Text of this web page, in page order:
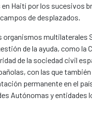
Haití por los sucesivos
de desplazados.
organismos multilaterales
de la ayuda, como la
de la sociedad civil
con las que
permanente en el
Autónomas y entidades